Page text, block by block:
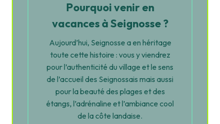
Pourquoi venir en
vacances à Seignosse ?
Aujourd’hui, Seignosse a en héritage
toute cette histoire : vous y viendrez
pour l’authenticité du village et le sens
de l’accueil des Seignossais mais aussi
pour la beauté des plages et des
étangs, l’adrénaline et l’ambiance cool
de la côte landaise.